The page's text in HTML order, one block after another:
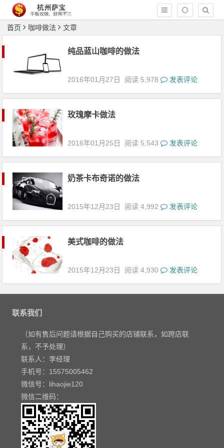
首页 咖啡做法 文章
纯品蓝山咖啡的做法
2016年01月27日 阅读 5,978 发表评论
玫瑰摩卡做法
2016年01月25日 阅读 5,543 发表评论
奶茶卡布奇诺的做法
2015年12月23日 阅读 4,992 发表评论
美式咖啡的做法
2015年12月23日 阅读 4,930 发表评论
联系我们
（如有售后问题请根据自己购买的店铺联系，如跨店联
系，不予处理）
联系人：李经理
手机号：15575005462
微信号：lihaojie120
微信二维码：